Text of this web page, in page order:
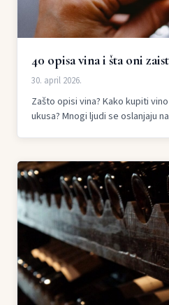
40 opisa vina i šta oni
30. april 2026.
Zašto opisi vina? Kako kupiti
ukusa? Mnogi ljudi se oslanjaju